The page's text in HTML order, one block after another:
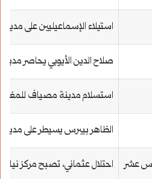
استيلاء الإسماعيليين على
صلاح الدين الأيوبي يحاصر
استسلام مدينة مصياف
الظاهر بيبرس يسيطر على
عشر احتلال عثماني، تصبح مركز نيابة